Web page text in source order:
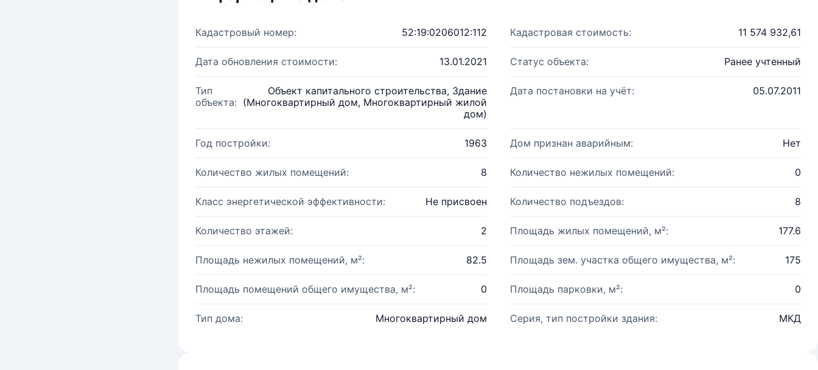
Кадастровый номер: 52:19:0206012:112 Кадастровая стоимость: 11 574 932,61
Дата обновления стоимости: 13.01.2021 Статус объекта: Ранее учтенный
Тип
объекта:
Объект капитального строительства, Здание
(Многоквартирный дом, Многоквартирный жилой
дом)
Дата постановки на учёт: 05.07.2011
Год постройки: 1963 Дом признан аварийным: Нет
Количество жилых помещений: 8 Количество нежилых помещений: 0
Класс энергетической эффективности: Не присвоен Количество подъездов: 8
Количество этажей: 2 Площадь жилых помещений, м²: 177.6
Площадь нежилых помещений, м²: 82.5 Площадь зем. участка общего имущества, м²: 175
Площадь помещений общего имущества, м²: 0 Площадь парковки, м²: 0
Тип дома: Многоквартирный дом Серия, тип постройки здания: МКД